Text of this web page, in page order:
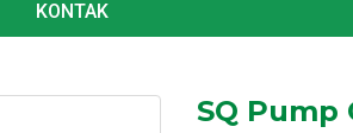
KONTAK
SQ Pump